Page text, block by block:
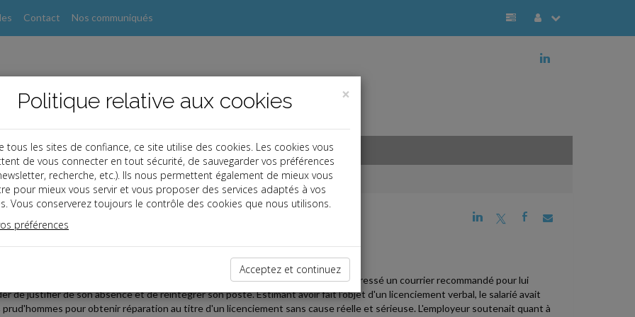
Contact Nos communiqués
j
j a b
09-30
OU LICENCIEMENT : LE JUGE DOIT TRANCHER
cuisinier d'un restaurant ayant cessé de venir travailler, son employeur lui avait adressé un courrier recommandé pour lui
de justifier de son absence et de réintégrer son poste. Estimant avoir fait l'objet d'un licenciement verbal, le salarié avait
prud'hommes pour obtenir réparation au titre d'un licenciement sans cause réelle et sérieuse. L'employeur soutenait quant à
×
Politique relative aux cookies
tous les sites de confiance, ce site utilise des cookies. Les cookies vous
de vous connecter en tout sécurité, de sauvegarder vos préférences
recherche, etc.). Ils nous permettent également de mieux vous
pour mieux vous servir et vous proposer des services adaptés à vos
Vous conserverez toujours le contrôle des cookies que nous utilisons.
préférences
Acceptez et continuez